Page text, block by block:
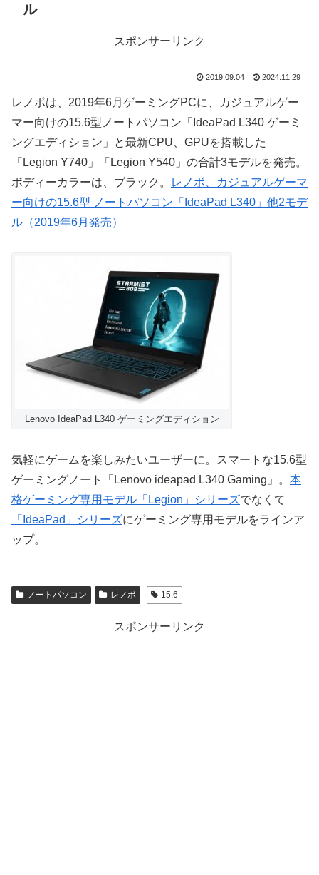
ル
スポンサーリンク
2019.09.04 2024.11.29
レノボは、2019年6月ゲーミングPCに、カジュアルゲー
マー向けの15.6型ノートパソコン「IdeaPad L340 ゲーミ
ングエディション」と最新CPU、GPUを搭載した
「Legion Y740」「Legion Y540」の合計3モデルを発売。
ボディーカラーは、ブラック。
レノボ、カジュアルゲーマ
ー向けの15.6型 ノートパソコン「IdeaPad L340」他2モデ
ル（2019年6月発売）
Lenovo IdeaPad L340 ゲーミングエディション
気軽にゲームを楽しみたいユーザーに。スマートな15.6型
ゲーミングノート「Lenovo ideapad L340 Gaming」。 本
格ゲーミング専用モデル「Legion」シリーズでなくて
「IdeaPad」シリーズにゲーミング専用モデルをラインア
ップ。
ノートパソコン レノボ 15.6
スポンサーリンク